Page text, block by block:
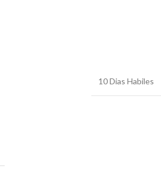
10 Dias Habiles